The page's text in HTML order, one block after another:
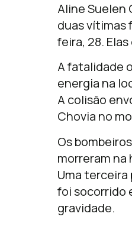
Aline Suelen
duas vítimas
feira, 28.
A fatalidade
energia na
A colisão
Chovia no
Os
morreram na
Uma terceira
foi socorrido
gravidade.